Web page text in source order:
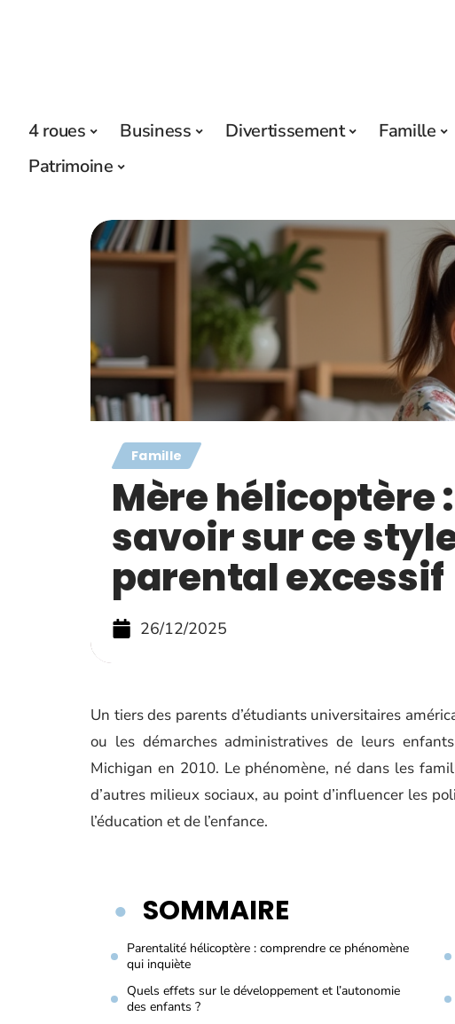
4 roues Business Divertissement Famille
Patrimoine
Famille
Mère hélicoptère
savoir sur ce
parental excessif
26/12/2025
Un tiers des parents d’étudiants universitaires
ou les démarches administratives de leurs
Michigan en 2010. Le phénomène, né dans les
d’autres milieux sociaux, au point d’influencer les
l’éducation et de l’enfance.
SOMMAIRE
Parentalité hélicoptère : comprendre ce phénomène
qui inquiète
Quels effets sur le développement et l’autonomie
des enfants ?